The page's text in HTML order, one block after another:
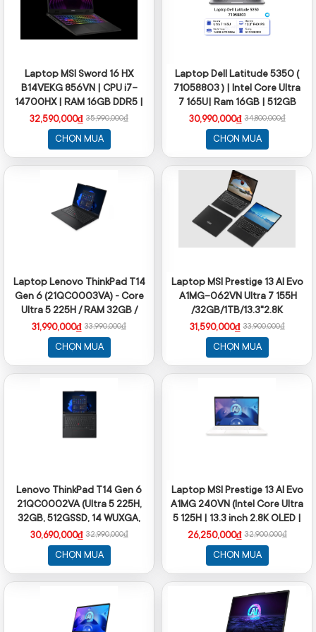
Laptop MSI Sword 16 HX
B14VEKG 856VN | CPU i7-
14700HX | RAM 16GB DDR5 |
SSD 1TB PCle | VGA RTX
4050 6GB | 16.0 FHD+ IPS,
100% sRGB & 165Hz | Win11
32,590,000₫ 35,990,000₫
CHỌN MUA
Laptop Dell Latitude 5350 (
71058803 ) | Intel Core Ultra
7 165U| Ram 16GB | 512GB
SSD | Intel Graphics | 13.3
inch FHD | Win 11 Home | 1Yr
30,990,000₫ 34,800,000₫
CHỌN MUA
Laptop Lenovo ThinkPad T14
Gen 6 (21QC0003VA) - Core
Ultra 5 225H / RAM 32GB /
1TB SSD / 14 INCH/ màu đen
31,990,000₫ 33,990,000₫
CHỌN MUA
Laptop MSI Prestige 13 AI Evo
A1MG-062VN Ultra 7 155H
/32GB/1TB/13.3"2.8K
OLED/Win11
31,590,000₫ 33,900,000₫
CHỌN MUA
Lenovo ThinkPad T14 Gen 6
21QC0002VA (Ultra 5 225H,
32GB, 512GSSD, 14 WUXGA,
NoOS, Màu đen)
30,690,000₫ 32,990,000₫
CHỌN MUA
Laptop MSI Prestige 13 AI Evo
A1MG 240VN (Intel Core Ultra
5 125H | 13.3 inch 2.8K OLED |
32GB | 512GB | Win 11 | Trắng)
26,250,000₫ 32,900,000₫
CHỌN MUA